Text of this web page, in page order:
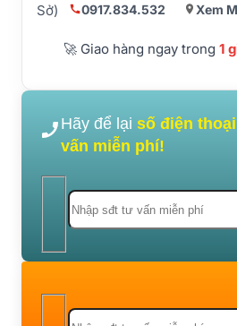
Sở)
0917.834.532 Xem
🚀 Giao hàng ngay trong 1
Hãy để lại số điện thoại
vấn miễn phí!